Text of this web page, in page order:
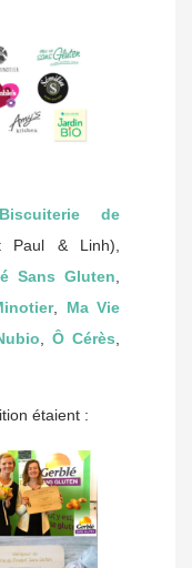
Biscuiterie de
Paul & Linh),
Sans Gluten
, Ma Vie
Ô Cérès
étaient :